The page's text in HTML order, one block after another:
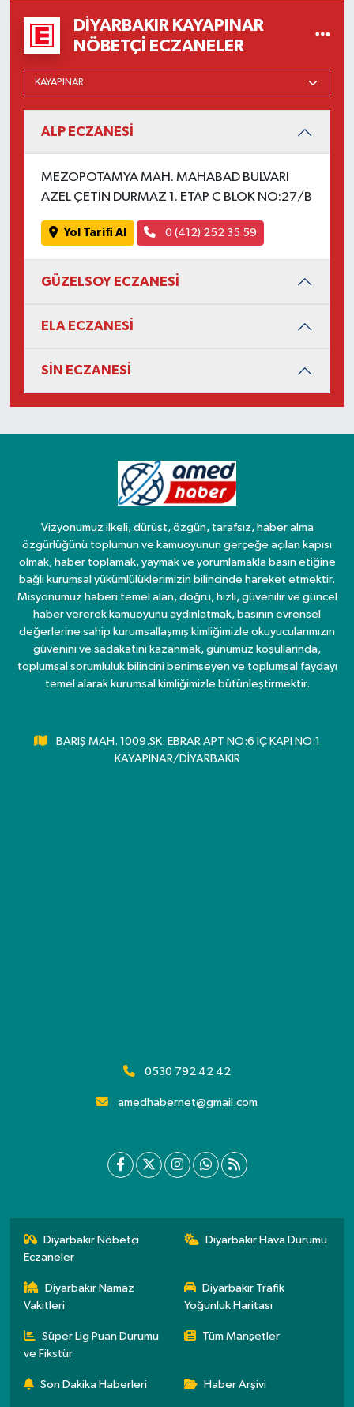
DIYARBAKIR KAYAPINAR
NÖBETÇI ECZANELER
ALP ECZANESİ
MEZOPOTAMYA MAH. MAHABAD BULVARI
AZEL ÇETİN DURMAZ 1. ETAP C BLOK NO:27/B
Yol Tarifi Al 0 (412) 252 35 59
GÜZELSOY ECZANESİ
ELA ECZANESİ
SİN ECZANESİ
Vizyonumuz ilkeli, dürüst, özgün, tarafsız, haber alma
özgürlüğünü toplumun ve kamuoyunun gerçeğe açılan kapısı
olmak, haber toplamak, yaymak ve yorumlamakla basın etiğine
bağlı kurumsal yükümlülüklerimizin bilincinde hareket etmektir.
Misyonumuz haberi temel alan, doğru, hızlı, güvenilir ve güncel
haber vererek kamuoyunu aydınlatmak, basının evrensel
değerlerine sahip kurumsallaşmış kimliğimizle okuyucularımızın
güvenini ve sadakatini kazanmak, günümüz koşullarında,
toplumsal sorumluluk bilincini benimseyen ve toplumsal faydayı
temel alarak kurumsal kimliğimizle bütünleştirmektir.
BARIŞ MAH. 1009.SK. EBRAR APT NO:6 İÇ KAPI NO:1
KAYAPINAR/DİYARBAKIR
0530 792 42 42
amedhabernet@gmail.com
Diyarbakır Nöbetçi
Eczaneler
Diyarbakır Hava Durumu
Diyarbakır Namaz
Vakitleri
Diyarbakır Trafik
Yoğunluk Haritası
Süper Lig Puan Durumu
ve Fikstür
Tüm Manşetler
Son Dakika Haberleri Haber Arşivi